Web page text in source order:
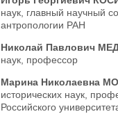
наук, главный научный
антропологии РАН
Николай Павлович
наук, профессор
Марина Николаевна
исторических наук,
Российского